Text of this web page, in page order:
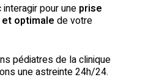
pour une prise
optimale de votre
pédiatres de la clinique
une astreinte 24h/24.